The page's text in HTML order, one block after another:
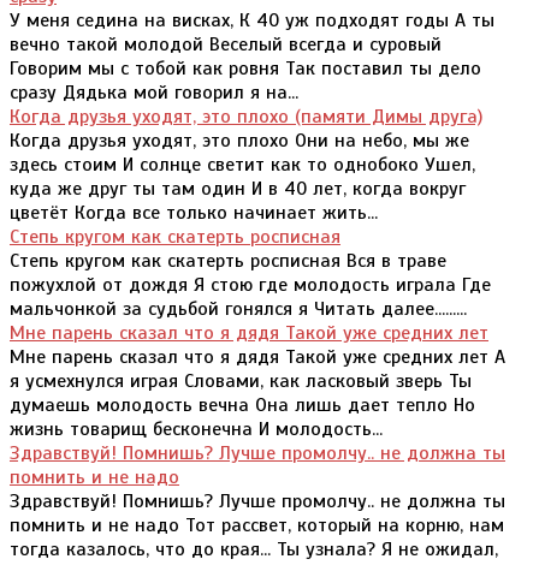
У меня седина на висках, К 40 уж подходят годы А ты
вечно такой молодой Веселый всегда и суровый
Говорим мы с тобой как ровня Так поставил ты дело
сразу Дядька мой говорил я на...
Когда друзья уходят, это плохо (памяти Димы друга)
Когда друзья уходят, это плохо Они на небо, мы же
здесь стоим И солнце светит как то однобоко Ушел,
куда же друг ты там один И в 40 лет, когда вокруг
цветёт Когда все только начинает жить...
Степь кругом как скатерть росписная
Степь кругом как скатерть росписная Вся в траве
пожухлой от дождя Я стою где молодость играла Где
мальчонкой за судьбой гонялся я Читать далее.........
Мне парень сказал что я дядя Такой уже средних лет
Мне парень сказал что я дядя Такой уже средних лет А
я усмехнулся играя Словами, как ласковый зверь Ты
думаешь молодость вечна Она лишь дает тепло Но
жизнь товарищ бесконечна И молодость...
Здравствуй! Помнишь? Лучше промолчу.. не должна ты
помнить и не надо
Здравствуй! Помнишь? Лучше промолчу.. не должна ты
помнить и не надо Тот рассвет, который на корню, нам
тогда казалось, что до края... Ты узнала? Я не ожидал,